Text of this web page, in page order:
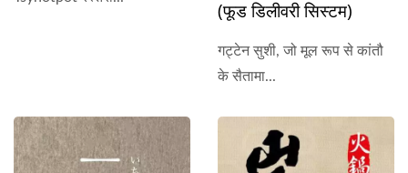
(फूड डिलीवरी सिस्टम)
गट्टेन सुशी, जो मूल रूप से कांतौ
के सैतामा...